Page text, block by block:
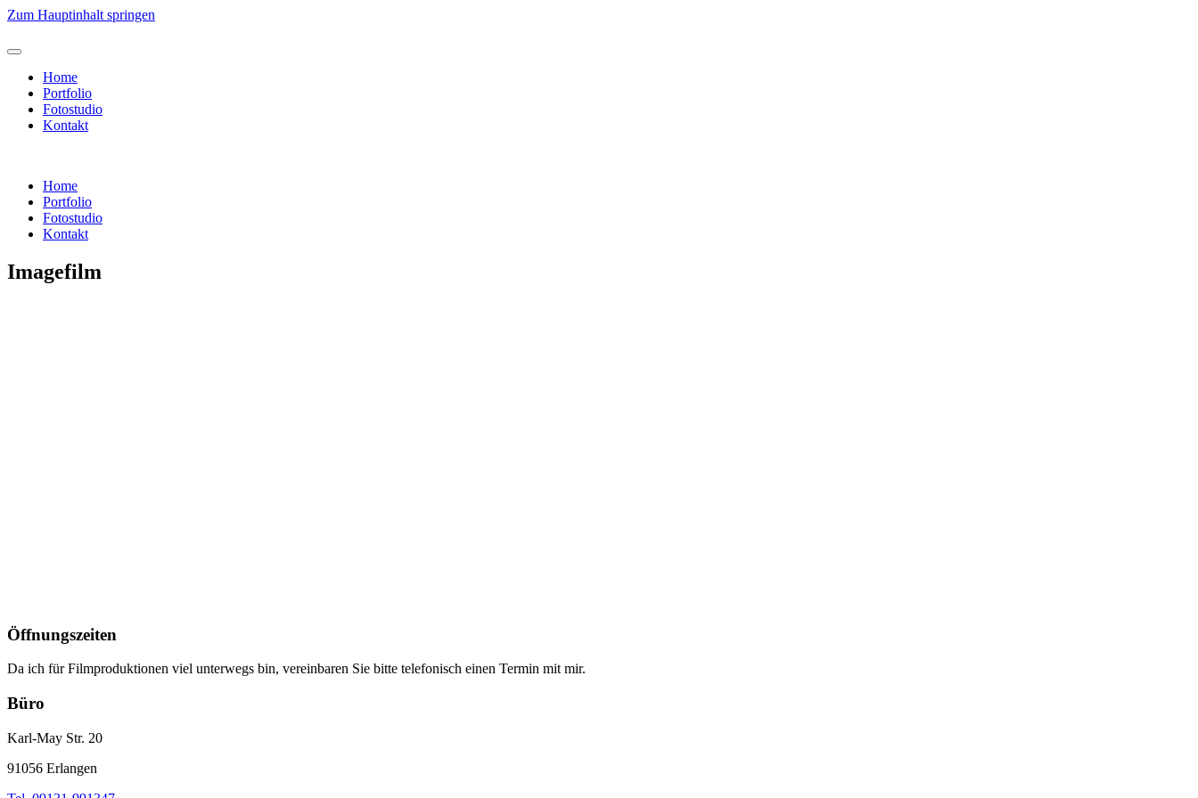
Zum Hauptinhalt springen
Home
Portfolio
Fotostudio
Kontakt
Home
Portfolio
Fotostudio
Kontakt
Imagefilm
Öffnungszeiten
Da ich für Filmproduktionen viel unterwegs bin, vereinbaren Sie bitte telefonisch einen Termin mit mir.
Büro
Karl-May Str. 20
91056 Erlangen